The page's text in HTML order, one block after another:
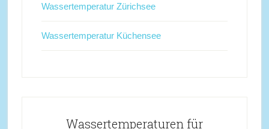
Wassertemperatur Zürichsee
Wassertemperatur Küchensee
Wassertemperaturen für